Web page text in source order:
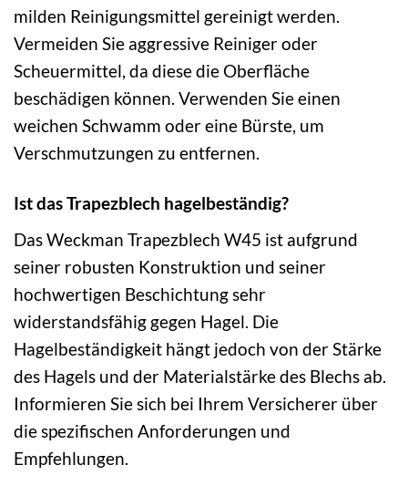
milden Reinigungsmittel gereinigt werden.
Vermeiden Sie aggressive Reiniger oder
Scheuermittel, da diese die Oberfläche
beschädigen können. Verwenden Sie einen
weichen Schwamm oder eine Bürste, um
Verschmutzungen zu entfernen.
Ist das Trapezblech hagelbeständig?
Das Weckman Trapezblech W45 ist aufgrund
seiner robusten Konstruktion und seiner
hochwertigen Beschichtung sehr
widerstandsfähig gegen Hagel. Die
Hagelbeständigkeit hängt jedoch von der Stärke
des Hagels und der Materialstärke des Blechs ab.
Informieren Sie sich bei Ihrem Versicherer über
die spezifischen Anforderungen und
Empfehlungen.